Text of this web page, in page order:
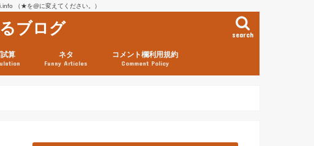
（★を@に変えてください。）
ブログ search
算 ネタ
Funny Articles
コメント欄利用規約
Comment Policy